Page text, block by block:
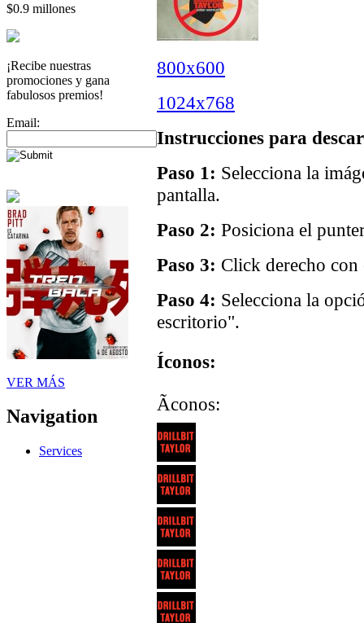
$0.9 millones
¡Recibe nuestras
promociones y gana
fabulosos premios!
Email:
VER MÁS
Navigation
Services
800x600
1024x768
Instrucciones para
Paso 1: Selecciona la
pantalla.
Paso 2: Posiciona el
Paso 3: Click derecho con
Paso 4: Selecciona la
escritorio".
Íconos:
Ãconos: